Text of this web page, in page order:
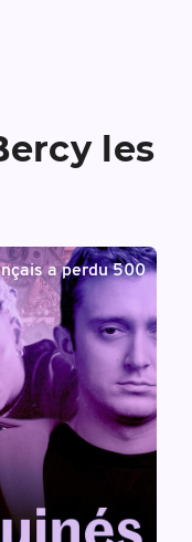
les
a perdu 500